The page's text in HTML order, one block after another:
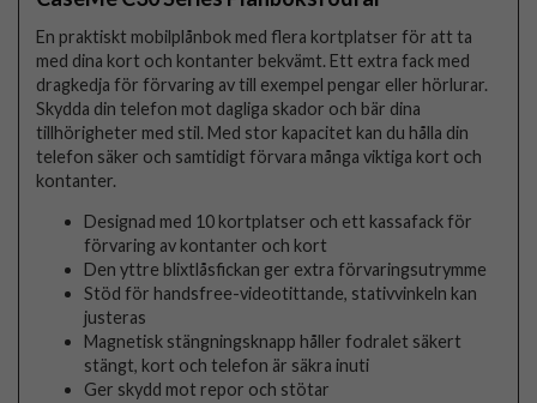
En praktiskt mobilplånbok med flera kortplatser för att ta
med dina kort och kontanter bekvämt. Ett extra fack med
dragkedja för förvaring av till exempel pengar eller hörlurar.
Skydda din telefon mot dagliga skador och bär dina
tillhörigheter med stil. Med stor kapacitet kan du hålla din
telefon säker och samtidigt förvara många viktiga kort och
kontanter.
Designad med 10 kortplatser och ett kassafack för
förvaring av kontanter och kort
Den yttre blixtlåsfickan ger extra förvaringsutrymme
Stöd för handsfree-videotittande, stativvinkeln kan
justeras
Magnetisk stängningsknapp håller fodralet säkert
stängt, kort och telefon är säkra inuti
Ger skydd mot repor och stötar